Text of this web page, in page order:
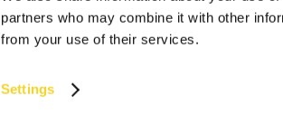
partners who may combine it with other
from your use of their services.
Settings
B2B